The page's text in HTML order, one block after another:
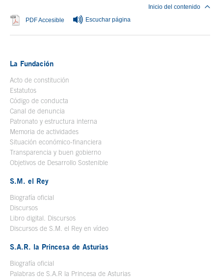
PDF Accesible Se abre en ventana nueva
Escuchar página
Inicio del contenido
La Fundación
Acto de constitución
Estatutos
Código de conducta
Canal de denuncia
Patronato y estructura interna
Memoria de actividades
Situación económico-financiera
Transparencia y buen gobierno
Objetivos de Desarrollo Sostenible
S.M. el Rey
Biografía oficial
Discursos
Libro digital. Discursos
Discursos de S.M. el Rey en vídeo
S.A.R. la Princesa de Asturias
Biografía oficial
Palabras de S.A.R la Princesa de Asturias